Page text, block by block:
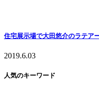
住宅展示場で大田悠介のラテア
2019.6.03
人気のキーワード